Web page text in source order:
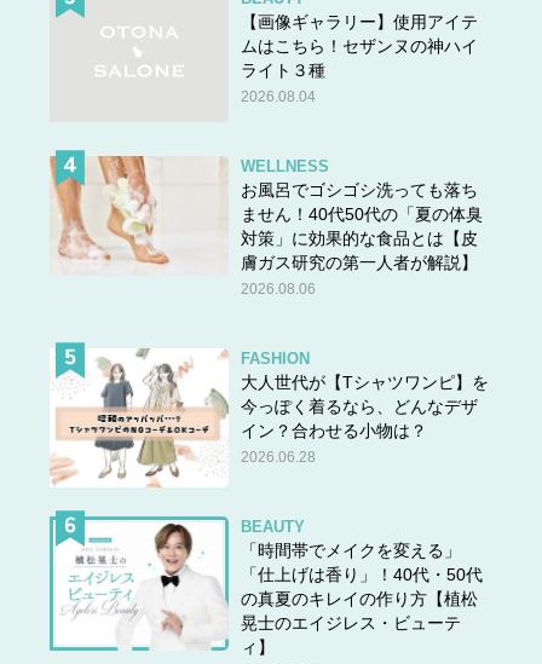
【画像ギャラリー】使用アイテ
ムはこちら！セザンヌの神ハイ
ライト３種
2026.08.04
WELLNESS
お風呂でゴシゴシ洗っても落ち
ません！40代50代の「夏の体臭
対策」に効果的な食品とは【皮
膚ガス研究の第一人者が解説】
2026.08.06
FASHION
大人世代が【Tシャツワンピ】を
今っぽく着るなら、どんなデザ
イン？合わせる小物は？
2026.06.28
BEAUTY
「時間帯でメイクを変える」
「仕上げは香り」！40代・50代
の真夏のキレイの作り方【植松
晃士のエイジレス・ビューテ
ィ】